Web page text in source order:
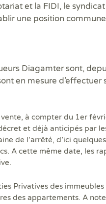
et la FIDI, le
une position
Diagamter sont,
en mesure d’effectuer
à compter du 1er
et déjà anticipés par
de l’arrêté, d’ici
A cette même date, les
Privatives des
des appartements. A